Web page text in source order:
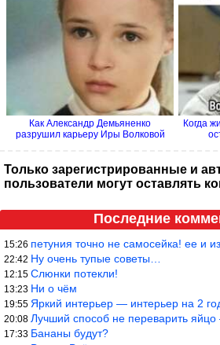
Как Александр Демьяненко
разрушил карьеру Иры Волковой
Когда
Только зарегистрированные и
пользователи могут оставлять
Последние
15:26 петуния точно не самосейка! ее и из
22:42 Ну очень тупые советы…
12:15 Слюнки потекли!
13:23 Ни о чём
19:55 Яркий интерьер — интерьер на 2 года!
20:08 Лучший способ не переварить яйцо —
17:33 Бананы будут?